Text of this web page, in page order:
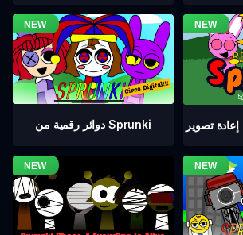
دوائر رقمية من Sprunki